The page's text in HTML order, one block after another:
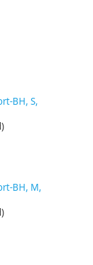
BH, S,
BH, M,